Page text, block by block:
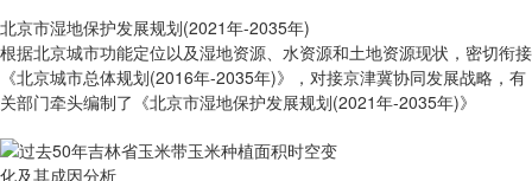
北京市湿地保护发展规划(2021年-2035年)
根据北京城市功能定位以及湿地资源、水资源和土地资源现状，密切衔接
《北京城市总体规划(2016年-2035年)》，对接京津冀协同发展战略，有
关部门牵头编制了《北京市湿地保护发展规划(2021年-2035年)》